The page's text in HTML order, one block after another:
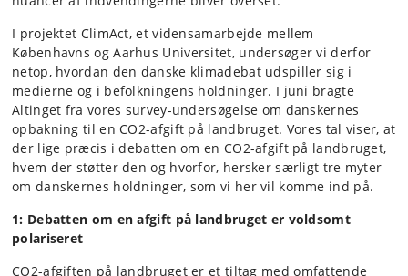
I projektet ClimAct, et vidensamarbejde mellem
Københavns og Aarhus Universitet, undersøger vi derfor
netop, hvordan den danske klimadebat udspiller sig i
medierne og i befolkningens holdninger. I juni bragte
Altinget fra vores survey-undersøgelse om danskernes
opbakning til en CO2-afgift på landbruget. Vores tal viser, at
der lige præcis i debatten om en CO2-afgift på landbruget,
hvem der støtter den og hvorfor, hersker særligt tre myter
om danskernes holdninger, som vi her vil komme ind på.
1: Debatten om en afgift på landbruget er voldsomt
polariseret
CO2-afgiften på landbruget er et tiltag med omfattende